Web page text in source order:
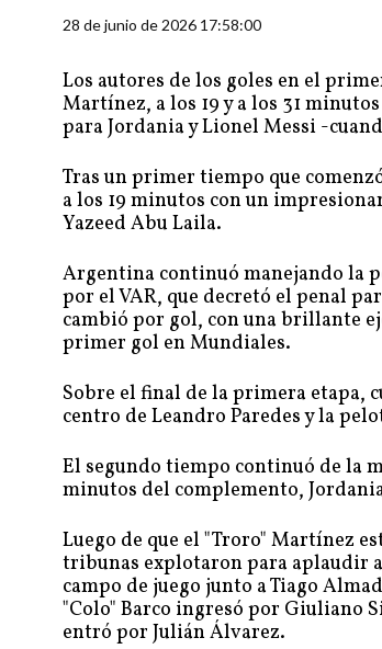
28 de junio de 2026 17:58:00
Los autores de los goles en el
Martínez, a los 19 y a los 31
para Jordania y Lionel Messi -
Tras un primer tiempo que
a los 19 minutos con un
Yazeed Abu Laila.
Argentina continuó manejando la
por el VAR, que decretó el penal
cambió por gol, con una brillante
primer gol en Mundiales.
Sobre el final de la primera etapa,
centro de Leandro Paredes y la
El segundo tiempo continuó de la
minutos del complemento,
Luego de que el "Troro" Martínez
tribunas explotaron para aplaudir
campo de juego junto a Tiago
"Colo" Barco ingresó por Giuliano
entró por Julián Álvarez.